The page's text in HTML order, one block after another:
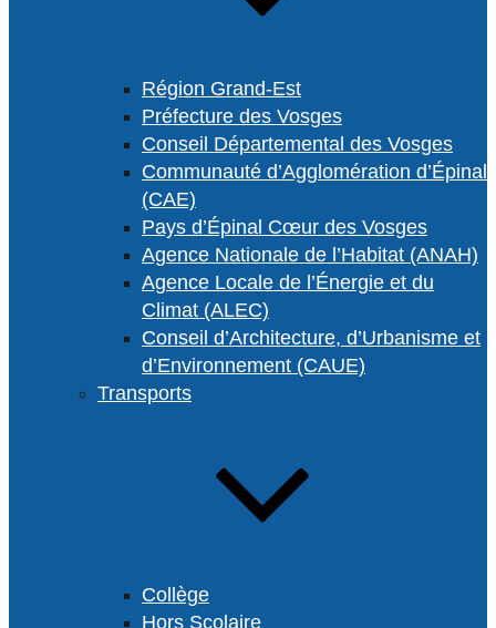
Région Grand-Est
Préfecture des Vosges
Conseil Départemental des Vosges
Communauté d’Agglomération d’Épinal
(CAE)
Pays d’Épinal Cœur des Vosges
Agence Nationale de l’Habitat (ANAH)
Agence Locale de l’Énergie et du
Climat (ALEC)
Conseil d’Architecture, d’Urbanisme et
d’Environnement (CAUE)
Transports
Collège
Hors Scolaire